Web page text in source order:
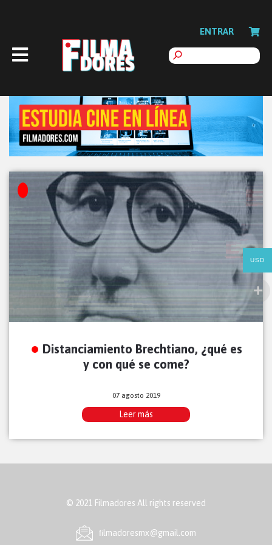
ENTRAR
Distanciamiento Brechtiano, ¿qué es
y con qué se come?
07 agosto 2019
Leer más
© 2021 Filmadores All rights reserved
ﬁlmadoresmx@gmail.com
USD